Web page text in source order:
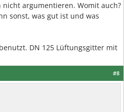
argumentieren. Womit auch?
sonst, was gut ist und was
DN 125 Lüftungsgitter mit
#8